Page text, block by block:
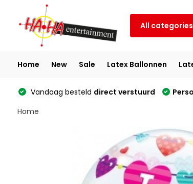
All categories
Home New Sale Latex Ballonnen
Vandaag besteld direct verstuurd
Home